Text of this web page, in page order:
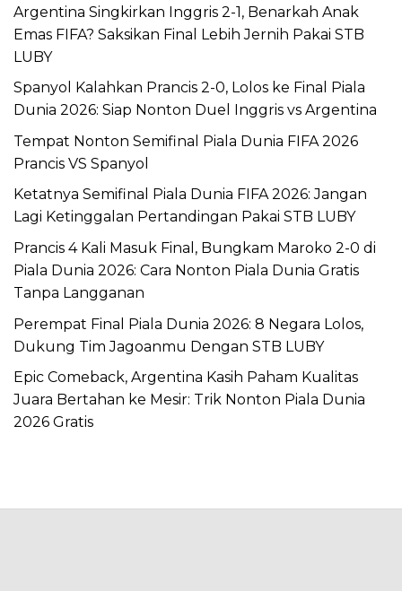
Argentina Singkirkan Inggris 2-1, Benarkah Anak
Emas FIFA? Saksikan Final Lebih Jernih Pakai STB
LUBY
Spanyol Kalahkan Prancis 2-0, Lolos ke Final Piala
Dunia 2026: Siap Nonton Duel Inggris vs Argentina
Tempat Nonton Semifinal Piala Dunia FIFA 2026
Prancis VS Spanyol
Ketatnya Semifinal Piala Dunia FIFA 2026: Jangan
Lagi Ketinggalan Pertandingan Pakai STB LUBY
Prancis 4 Kali Masuk Final, Bungkam Maroko 2-0 di
Piala Dunia 2026: Cara Nonton Piala Dunia Gratis
Tanpa Langganan
Perempat Final Piala Dunia 2026: 8 Negara Lolos,
Dukung Tim Jagoanmu Dengan STB LUBY
Epic Comeback, Argentina Kasih Paham Kualitas
Juara Bertahan ke Mesir: Trik Nonton Piala Dunia
2026 Gratis